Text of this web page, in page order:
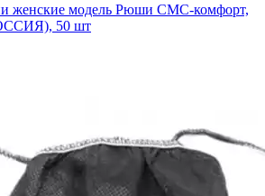
женские модель Рюши СМС-комфорт,
50 шт